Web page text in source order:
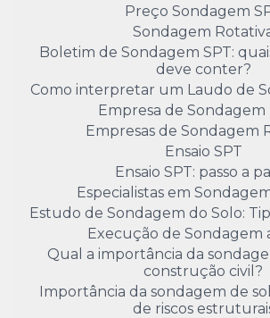
Preço Sondagem
Sondagem
Boletim de Sondagem SPT:
deve conter?
Como interpretar um Laudo de
Empresa de Sondagem
Empresas de Sondagem
Ensaio SPT
Ensaio SPT: passo a
Especialistas em
Estudo de Sondagem do Solo:
Execução de Sondagem
Qual a importância da
construção civil?
Importância da sondagem de
de riscos